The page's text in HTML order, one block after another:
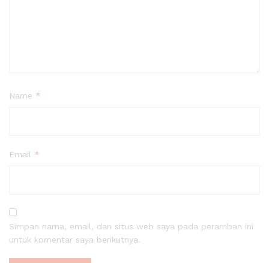
Name *
Email *
Simpan nama, email, dan situs web saya pada peramban ini
untuk komentar saya berikutnya.